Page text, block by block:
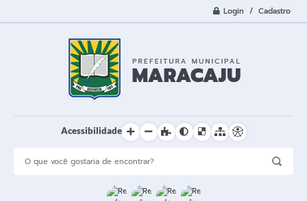
Login / Cadastro
Acessibilidade